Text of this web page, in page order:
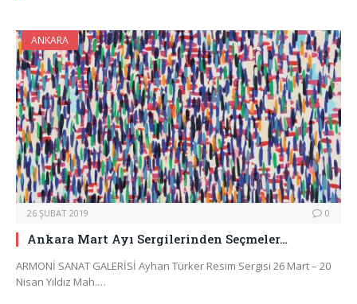
ANKARA
26 ŞUBAT 2019 0
Ankara Mart Ayı Sergilerinden Seçmeler…
ARMONİ SANAT GALERİSİ Ayhan Türker Resim Sergisi 26 Mart – 20
Nisan Yıldız Mah.…